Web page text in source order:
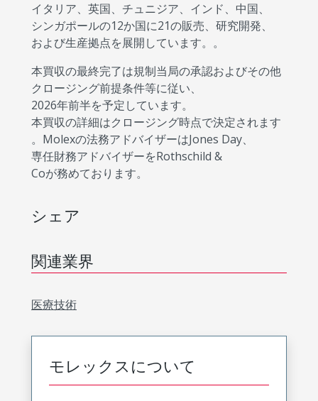
イタリア、英国、チュニジア、インド、中国、
シンガポールの12か国に21の販売、研究開発、
および生産拠点を展開しています。。
本買収の最終完了は規制当局の承認およびその他
クロージング前提条件等に従い、
2026年前半を予定しています。
本買収の詳細はクロージング時点で決定されます
。Molexの法務アドバイザーはJones Day、
専任財務アドバイザーをRothschild &
Coが務めております。
シェア
関連業界
医療技術
モレックスについて